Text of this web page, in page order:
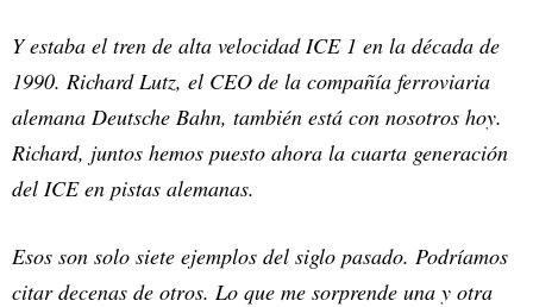
Y estaba el tren de alta velocidad ICE 1 en la década de
1990. Richard Lutz, el CEO de la compañía ferroviaria
alemana Deutsche Bahn, también está con nosotros hoy.
Richard, juntos hemos puesto ahora la cuarta generación
del ICE en pistas alemanas.
Esos son solo siete ejemplos del siglo pasado. Podríamos
citar decenas de otros. Lo que me sorprende una y otra